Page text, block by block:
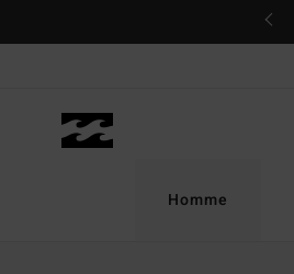
Homme